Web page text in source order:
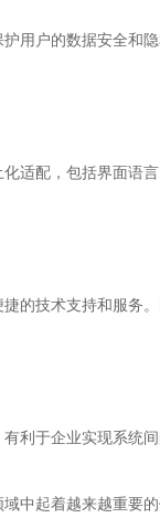
用户的数据安全和
适配，包括界面语
的技术支持和服务
利于企业实现系统间
中起着越来越重要